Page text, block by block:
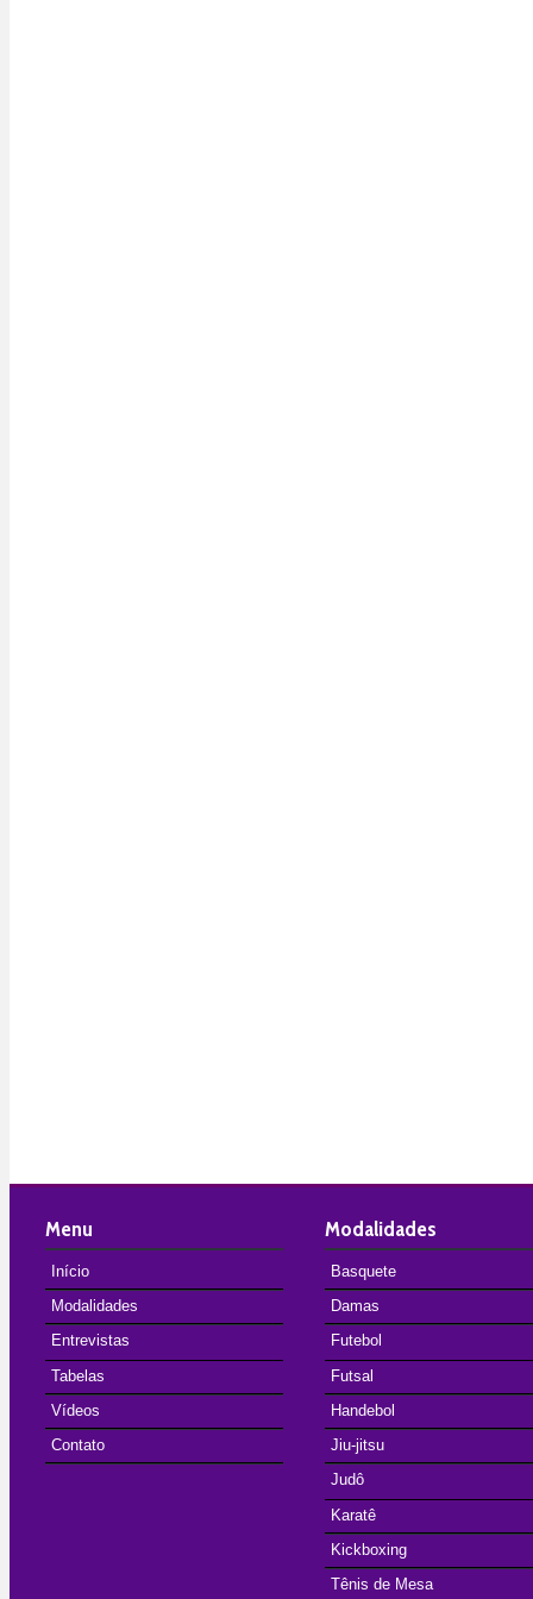
Menu
Início
Modalidades
Entrevistas
Tabelas
Vídeos
Contato
Modalidades
Basquete
Damas
Futebol
Futsal
Handebol
Jiu-jitsu
Judô
Karatê
Kickboxing
Tênis de Mesa